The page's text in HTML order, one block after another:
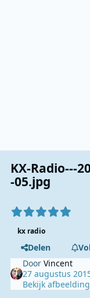
KX-Radio---
-05.jpg
kx radio
Delen
DoorVincent
27 augustus
Bekijk